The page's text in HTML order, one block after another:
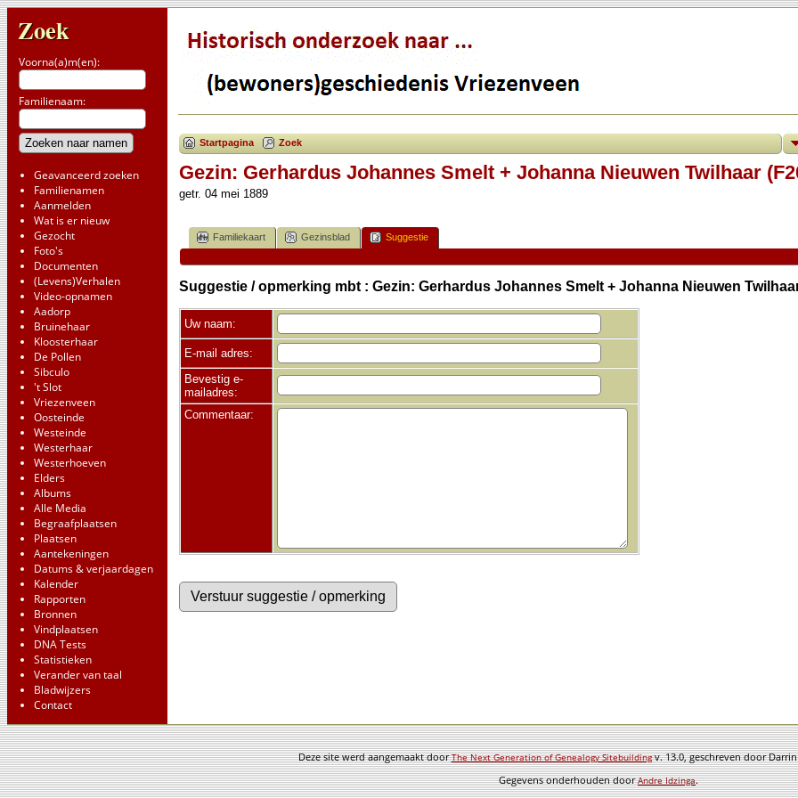
Zoek
Voorna(a)m(en):
Familienaam:
Geavanceerd zoeken
Familienamen
Aanmelden
Wat is er nieuw
Gezocht
Foto's
Documenten
(Levens)Verhalen
Video-opnamen
Aadorp
Bruinehaar
Kloosterhaar
De Pollen
Sibculo
't Slot
Vriezenveen
Oosteinde
Westeinde
Westerhaar
Westerhoeven
Elders
Albums
Alle Media
Begraafplaatsen
Plaatsen
Aantekeningen
Datums & verjaardagen
Kalender
Rapporten
Bronnen
Vindplaatsen
DNA Tests
Statistieken
Verander van taal
Bladwijzers
Contact
Startpagina Zoek
Gezin: Gerhardus Johannes Smelt + Johanna Nieuwen Twilhaar
getr. 04 mei 1889
Familiekaart Gezinsblad Suggestie
Suggestie / opmerking mbt : Gezin: Gerhardus Johannes Smelt + Johanna Nieuwen
Uw naam:
E-mail adres:
Bevestig e-
mailadres:
Commentaar:
Deze site werd aangemaakt doorThe Next Generation of Genealogy Sitebuildingv. 13.0, geschreven door
Gegevens onderhouden doorAndre Idzinga.